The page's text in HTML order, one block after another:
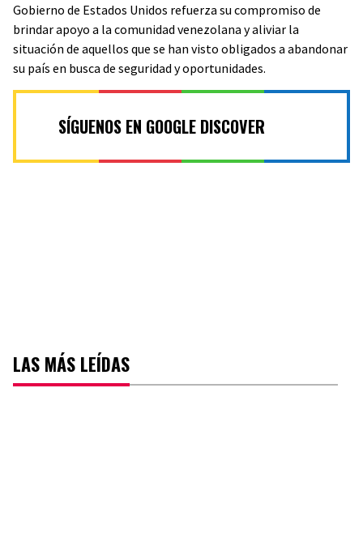
Gobierno de Estados Unidos refuerza su compromiso de
brindar apoyo a la comunidad venezolana y aliviar la
situación de aquellos que se han visto obligados a abandonar
su país en busca de seguridad y oportunidades.
SÍGUENOS EN GOOGLE DISCOVER
LAS MÁS LEÍDAS